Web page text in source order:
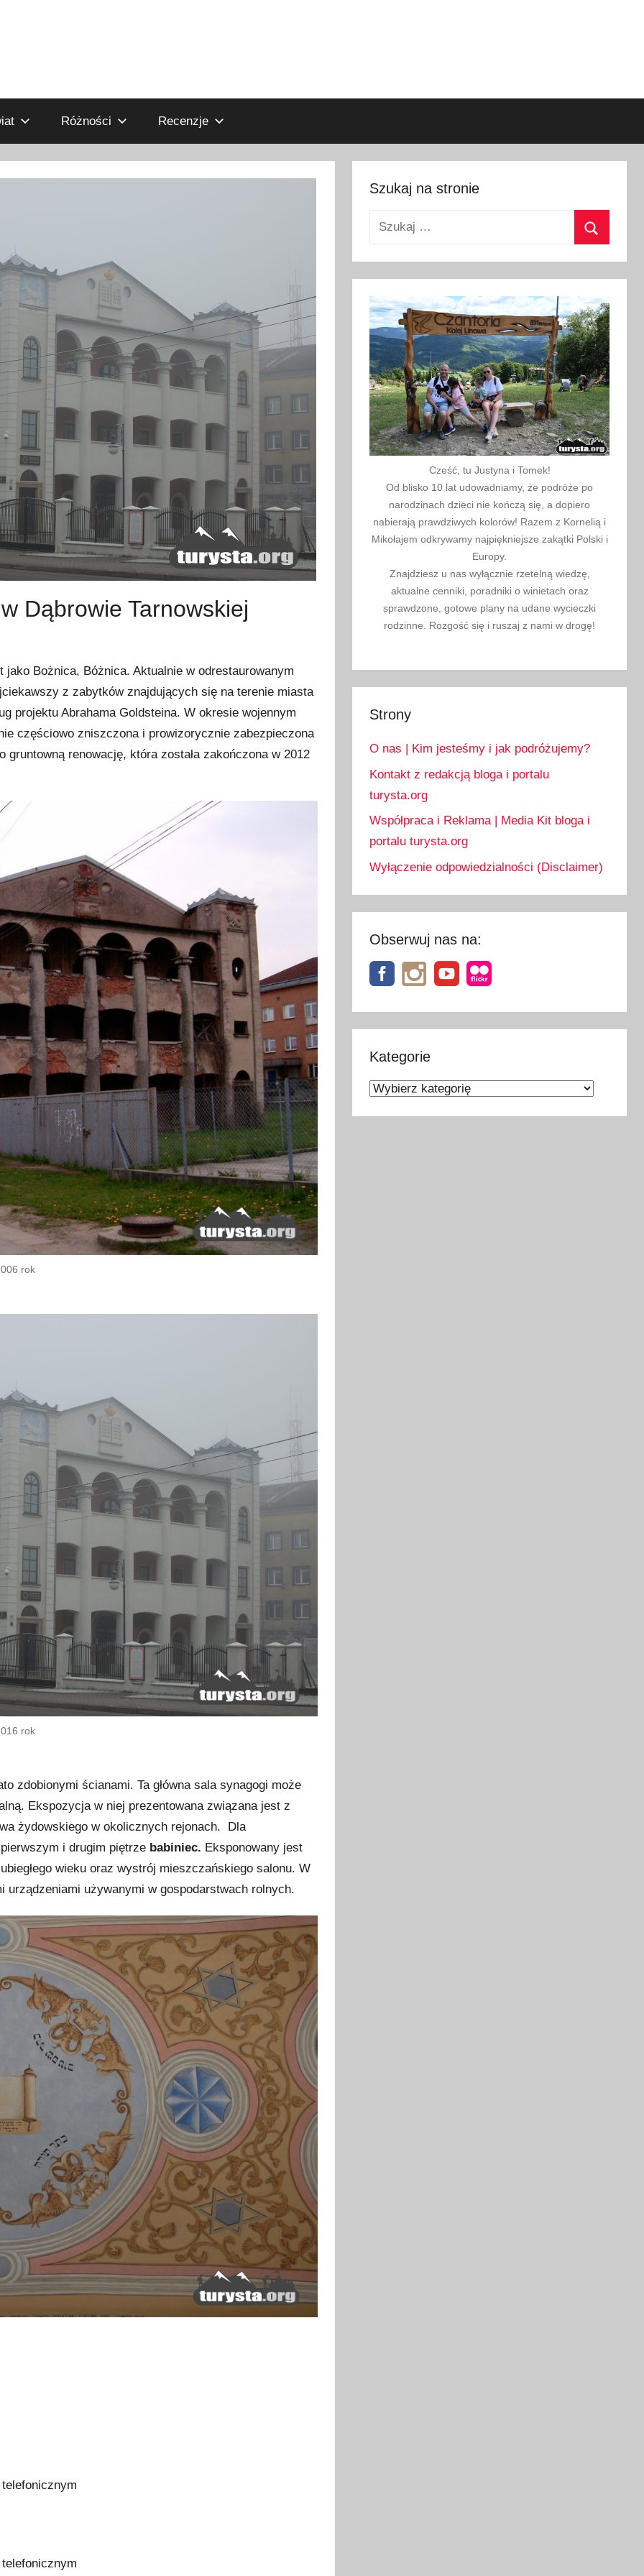
Różności Recenzje
Dąbrowie Tarnowskiej
Bożnica, Bóżnica. Aktualnie w odrestaurowanym
z zabytków znajdujących się na terenie miasta
projektu Abrahama Goldsteina. W okresie wojennym
częściowo zniszczona i prowizorycznie zabezpieczona
renowację, która została zakończona w 2012
rok
rok
zdobionymi ścianami. Ta główna sala synagogi może
Ekspozycja w niej prezentowana związana jest z
żydowskiego w okolicznych rejonach. Dla
i drugim piętrze babiniec. Eksponowany jest
wieku oraz wystrój mieszczańskiego salonu. W
używanymi w gospodarstwach rolnych.
Szukaj na stronie
Szukaj:
Cześć, tu Justyna i Tomek!
Od blisko 10 lat udowadniamy, że podróże po
narodzinach dzieci nie kończą się, a dopiero
nabierają prawdziwych kolorów! Razem z Kornelią i
Mikołajem odkrywamy najpiękniejsze zakątki Polski i
Europy.
Znajdziesz u nas wyłącznie rzetelną wiedzę,
aktualne cenniki, poradniki o winietach oraz
sprawdzone, gotowe plany na udane wycieczki
rodzinne. Rozgość się i ruszaj z nami w drogę!
Strony
O nas | Kim jesteśmy i jak podróżujemy?
Kontakt z redakcją bloga i portalu
turysta.org
Współpraca i Reklama | Media Kit bloga i
portalu turysta.org
Wyłączenie odpowiedzialności (Disclaimer)
Obserwuj nas na:
Kategorie
Kategorie